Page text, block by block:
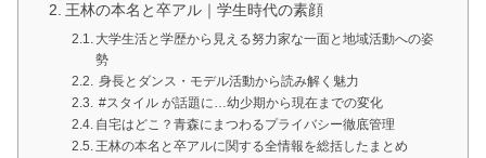
王林の本名と卒アル｜学生時代の素顔
大学生活と学歴から見える努力家な一面と地域活動への姿
勢
身長とダンス・モデル活動から読み解く魅力
#スタイル が話題に…幼少期から現在までの変化
自宅はどこ？青森にまつわるプライバシー徹底管理
王林の本名と卒アルに関する全情報を総括したまとめ